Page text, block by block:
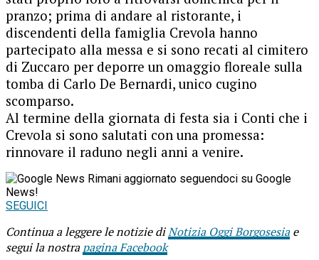
pranzo; prima di andare al ristorante, i
discendenti della famiglia Crevola hanno
partecipato alla messa e si sono recati al cimitero
di Zuccaro per deporre un omaggio floreale sulla
tomba di Carlo De Bernardi, unico cugino
scomparso.
Al termine della giornata di festa sia i Conti che i
Crevola si sono salutati con una promessa:
rinnovare il raduno negli anni a venire.
Rimani aggiornato seguendoci su Google
News!
SEGUICI
Continua a leggere le notizie diNotizia Oggi Borgosesiae
segui la nostrapagina Facebook